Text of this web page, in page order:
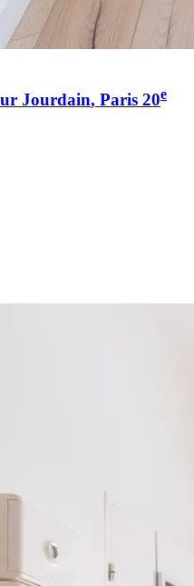
Jourdain, Paris 20e